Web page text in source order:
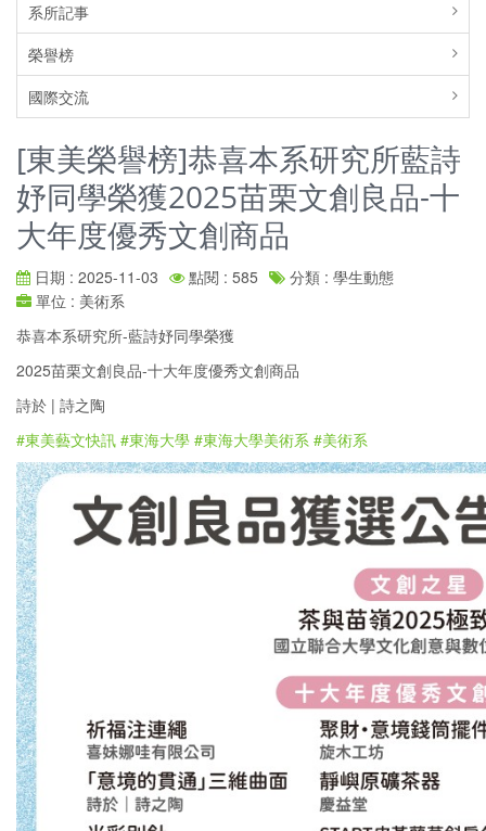
系所記事
榮譽榜
國際交流
[東美榮譽榜]恭喜本系研究所藍詩
妤同學榮獲2025苗栗文創良品-十
大年度優秀文創商品
日期 : 2025-11-03 點閱 : 585
分類 : 學生動態
單位 : 美術系
恭喜本系研究所-藍詩妤同學榮獲
2025苗栗文創良品-十大年度優秀文創商品
詩於 | 詩之陶
#東美藝文快訊 #東海大學 #東海大學美術系 #美術系